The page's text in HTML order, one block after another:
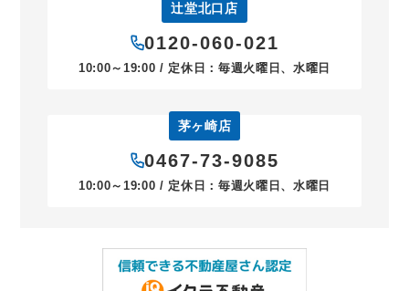
辻堂北口店
0120-060-021
10:00～19:00 / 定休日：毎週火曜日、水曜日
茅ヶ崎店
0467-73-9085
10:00～19:00 / 定休日：毎週火曜日、水曜日